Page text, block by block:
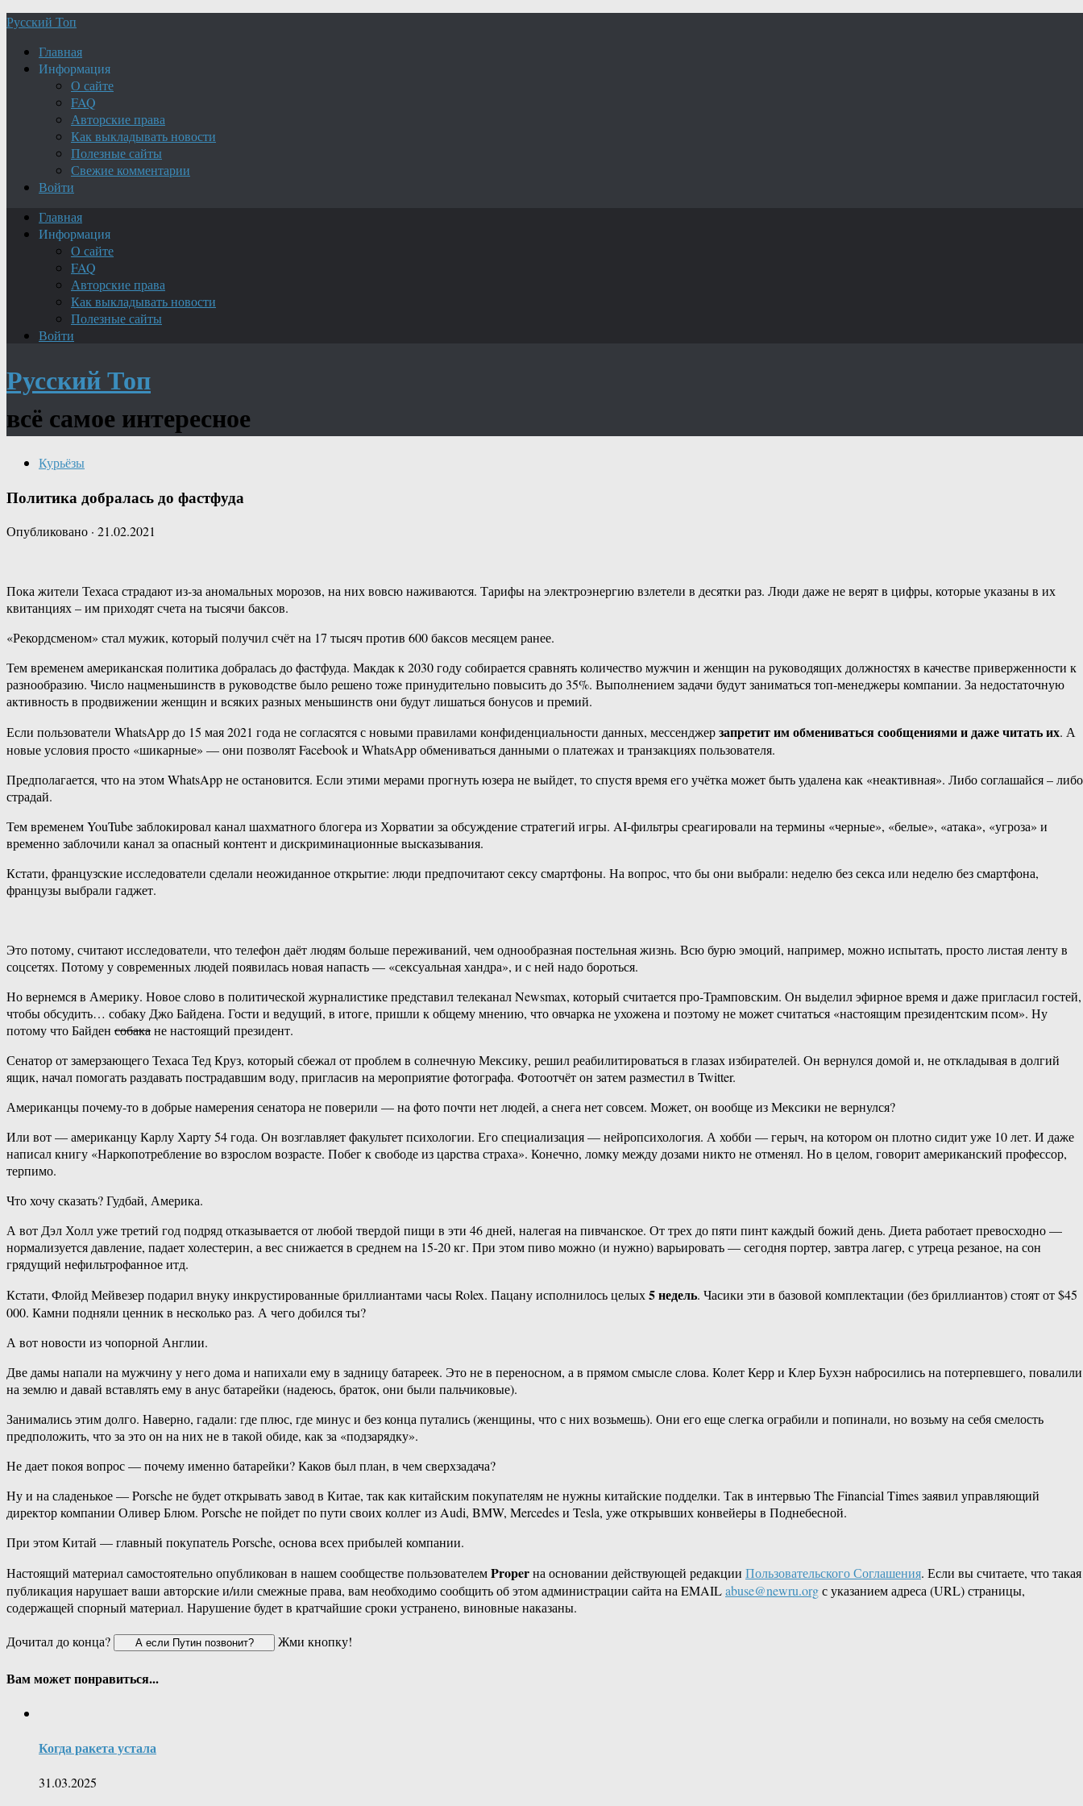
Русский Топ
Главная
Информация
О сайте
FAQ
Авторские права
Как выкладывать новости
Полезные сайты
Свежие комментарии
Войти
Главная
Информация
О сайте
FAQ
Авторские права
Как выкладывать новости
Полезные сайты
Войти
Русский Топ
всё самое интересное
Курьёзы
Политика добралась до фастфуда
Опубликовано · 21.02.2021
Пока жители Техаса страдают из-за аномальных морозов, на них вовсю наживаются. Тарифы на электроэнергию взлетели в десятки раз. Люди даже не верят в цифры, которые указаны в их
квитанциях – им приходят счета на тысячи баксов.
«Рекордсменом» стал мужик, который получил счёт на 17 тысяч против 600 баксов месяцем ранее.
Тем временем американская политика добралась до фастфуда. Макдак к 2030 году собирается сравнять количество мужчин и женщин на руководящих должностях в качестве приверженности к
разнообразию. Число нацменьшинств в руководстве было решено тоже принудительно повысить до 35%. Выполнением задачи будут заниматься топ-менеджеры компании. За недостаточную
активность в продвижении женщин и всяких разных меньшинств они будут лишаться бонусов и премий.
Если пользователи WhatsApp до 15 мая 2021 года не согласятся с новыми правилами конфиденциальности данных, мессенджерзапретит им обмениваться сообщениями и даже читать их. А
новые условия просто «шикарные» — они позволят Facebook и WhatsApp обмениваться данными о платежах и транзакциях пользователя.
Предполагается, что на этом WhatsApp не остановится. Если этими мерами прогнуть юзера не выйдет, то спустя время его учётка может быть удалена как «неактивная». Либо соглашайся – либо
страдай.
Тем временем YouTube заблокировал канал шахматного блогера из Хорватии за обсуждение стратегий игры. AI-фильтры среагировали на термины «черные», «белые», «атака», «угроза» и
временно заблочили канал за опасный контент и дискриминационные высказывания.
Кстати, французские исследователи сделали неожиданное открытие: люди предпочитают сексу смартфоны. На вопрос, что бы они выбрали: неделю без секса или неделю без смартфона,
французы выбрали гаджет.
Это потому, считают исследователи, что телефон даёт людям больше переживаний, чем однообразная постельная жизнь. Всю бурю эмоций, например, можно испытать, просто листая ленту в
соцсетях. Потому у современных людей появилась новая напасть — «сексуальная хандра», и с ней надо бороться.
Но вернемся в Америку. Новое слово в политической журналистике представил телеканал Newsmax, который считается про-Трамповским. Он выделил эфирное время и даже пригласил гостей,
чтобы обсудить… собаку Джо Байдена. Гости и ведущий, в итоге, пришли к общему мнению, что овчарка не ухожена и поэтому не может считаться «настоящим президентским псом». Ну
потому что Байден собакане настоящий президент.
Сенатор от замерзающего Техаса Тед Круз, который сбежал от проблем в солнечную Мексику, решил реабилитироваться в глазах избирателей. Он вернулся домой и, не откладывая в долгий
ящик, начал помогать раздавать пострадавшим воду, пригласив на мероприятие фотографа. Фотоотчёт он затем разместил в Twitter.
Американцы почему-то в добрые намерения сенатора не поверили — на фото почти нет людей, а снега нет совсем. Может, он вообще из Мексики не вернулся?
Или вот — американцу Карлу Харту 54 года. Он возглавляет факультет психологии. Его специализация — нейропсихология. А хобби — герыч, на котором он плотно сидит уже 10 лет. И даже
написал книгу «Наркопотребление во взрослом возрасте. Побег к свободе из царства страха». Конечно, ломку между дозами никто не отменял. Но в целом, говорит американский профессор,
терпимо.
Что хочу сказать? Гудбай, Америка.
А вот Дэл Холл уже третий год подряд отказывается от любой твердой пищи в эти 46 дней, налегая на пивчанское. От трех до пяти пинт каждый божий день. Диета работает превосходно —
нормализуется давление, падает холестерин, а вес снижается в среднем на 15-20 кг. При этом пиво можно (и нужно) варьировать — сегодня портер, завтра лагер, с утреца резаное, на сон
грядущий нефильтрофанное итд.
Кстати, Флойд Мейвезер подарил внуку инкрустированные бриллиантами часы Rolex. Пацану исполнилось целых5 недель. Часики эти в базовой комплектации (без бриллиантов) стоят от $45
000. Камни подняли ценник в несколько раз. А чего добился ты?
А вот новости из чопорной Англии.
Две дамы напали на мужчину у него дома и напихали ему в задницу батареек. Это не в переносном, а в прямом смысле слова. Колет Керр и Клер Бухэн набросились на потерпевшего, повалили
на землю и давай вставлять ему в анус батарейки (надеюсь, браток, они были пальчиковые).
Занимались этим долго. Наверно, гадали: где плюс, где минус и без конца путались (женщины, что с них возьмешь). Они его еще слегка ограбили и попинали, но возьму на себя смелость
предположить, что за это он на них не в такой обиде, как за «подзарядку».
Не дает покоя вопрос — почему именно батарейки? Каков был план, в чем сверхзадача?
Ну и на сладенькое — Porsche не будет открывать завод в Китае, так как китайским покупателям не нужны китайские подделки. Так в интервью The Financial Times заявил управляющий
директор компании Оливер Блюм. Porsche не пойдет по пути своих коллег из Audi, BMW, Mercedes и Tesla, уже открывших конвейеры в Поднебесной.
При этом Китай — главный покупатель Porsche, основа всех прибылей компании.
Настоящий материал самостоятельно опубликован в нашем сообществе пользователемProperна основании действующей редакции Пользовательского Соглашения. Если вы считаете, что такая
публикация нарушает ваши авторские и/или смежные права, вам необходимо сообщить об этом администрации сайта на EMAILabuse@newru.orgс указанием адреса (URL) страницы,
содержащей спорный материал. Нарушение будет в кратчайшие сроки устранено, виновные наказаны.
Дочитал до конца?
Жми кнопку!
Вам может понравиться...
Когда ракета устала
31.03.2025